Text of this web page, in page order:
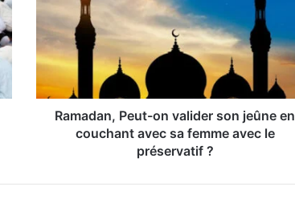
Ramadan, Peut-on valider son jeûne en
couchant avec sa femme avec le
préservatif ?